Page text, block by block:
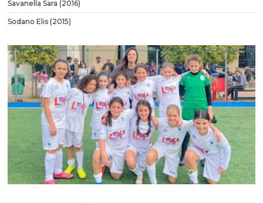
Savanella Sara (2016)
⁠Sodano Elis (2015)